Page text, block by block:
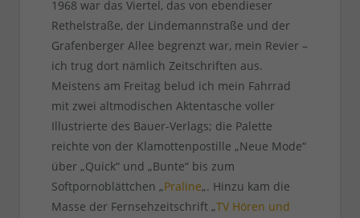
1968 war das Viertel, das von ebendieser
Rethelstraße, der Lindemannstraße und der
Grafenberger Allee begrenzt war, mein Revier –
ich trug dort nämlich Zeitschriften aus.
Meistens am Freitag belud ich mein Fahrrad
mit zwei altmodischen Aktentasche voller
Illustrierte des Bauer-Verlags; die Palette
reichte von der Klamottenpostille „Neue Mode“
über „Quick“ und „Bunte“ bis zum
Softpornoblättchen „Praline„. Hinzu kam die
Masse der Fernsehzeitschrift „TV Hören und